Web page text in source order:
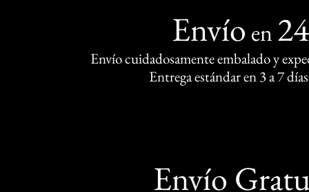
Envío en
Envío cuidadosamente embalado y
Entrega estándar en 3 a 7
Envío